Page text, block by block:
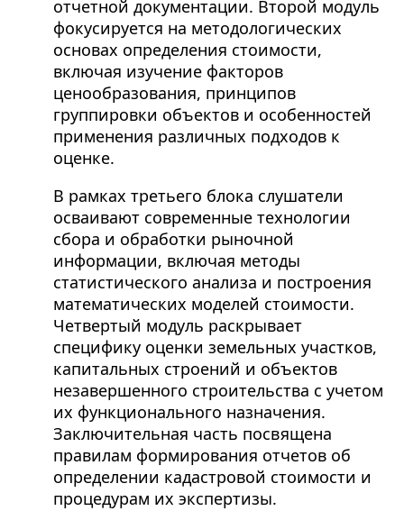
отчетной документации. Второй модуль
фокусируется на методологических
основах определения стоимости,
включая изучение факторов
ценообразования, принципов
группировки объектов и особенностей
применения различных подходов к
оценке.
В рамках третьего блока слушатели
осваивают современные технологии
сбора и обработки рыночной
информации, включая методы
статистического анализа и построения
математических моделей стоимости.
Четвертый модуль раскрывает
специфику оценки земельных участков,
капитальных строений и объектов
незавершенного строительства с учетом
их функционального назначения.
Заключительная часть посвящена
правилам формирования отчетов об
определении кадастровой стоимости и
процедурам их экспертизы.